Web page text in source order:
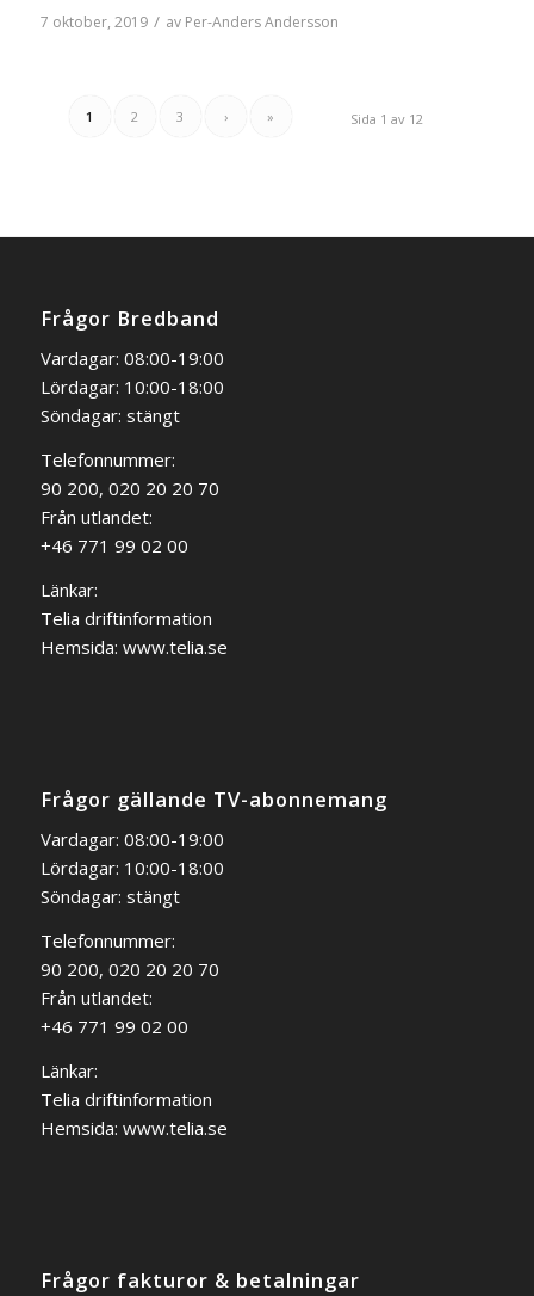
7 oktober, 2019 / av Per-Anders Andersson
Sida 1 av 12
1 2 3 › »
Frågor Bredband
Vardagar: 08:00-19:00
Lördagar: 10:00-18:00
Söndagar: stängt
Telefonnummer:
90 200, 020 20 20 70
Från utlandet:
+46 771 99 02 00
Länkar:
Telia driftinformation
Hemsida: www.telia.se
Frågor gällande TV-abonnemang
Vardagar: 08:00-19:00
Lördagar: 10:00-18:00
Söndagar: stängt
Telefonnummer:
90 200, 020 20 20 70
Från utlandet:
+46 771 99 02 00
Länkar:
Telia driftinformation
Hemsida: www.telia.se
Frågor fakturor & betalningar